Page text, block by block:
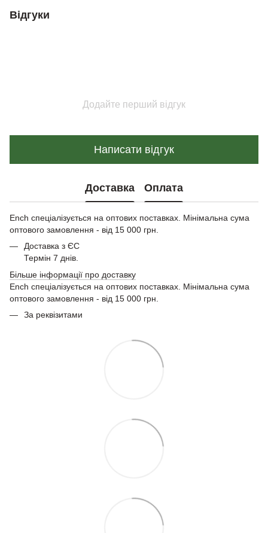
Відгуки
Додайте перший відгук
Написати відгук
Доставка Оплата
Ench спеціалізується на оптових поставках. Мінімальна сума
оптового замовлення - від 15 000 грн.
Доставка з ЄС
Термін 7 днів.
Більше інформації про доставку
Ench спеціалізується на оптових поставках. Мінімальна сума
оптового замовлення - від 15 000 грн.
За реквізитами